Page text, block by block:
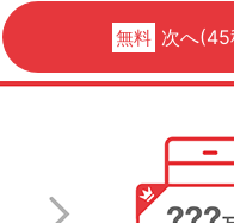
無料 次へ